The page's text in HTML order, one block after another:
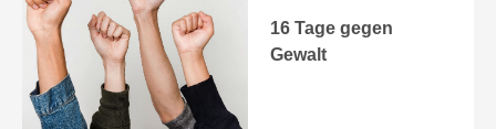
16 Tage gegen
Gewalt